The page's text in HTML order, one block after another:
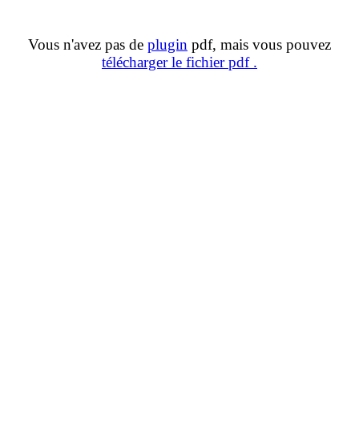
Vous n'avez pas de plugin pdf, mais vous pouvez
télécharger le fichier pdf .